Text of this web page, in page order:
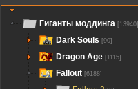
Гиганты моддинга [13940]
Dark Souls [90]
Dragon Age [1115]
Fallout [6188]